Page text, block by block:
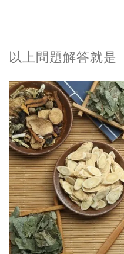
以上問題解答就是